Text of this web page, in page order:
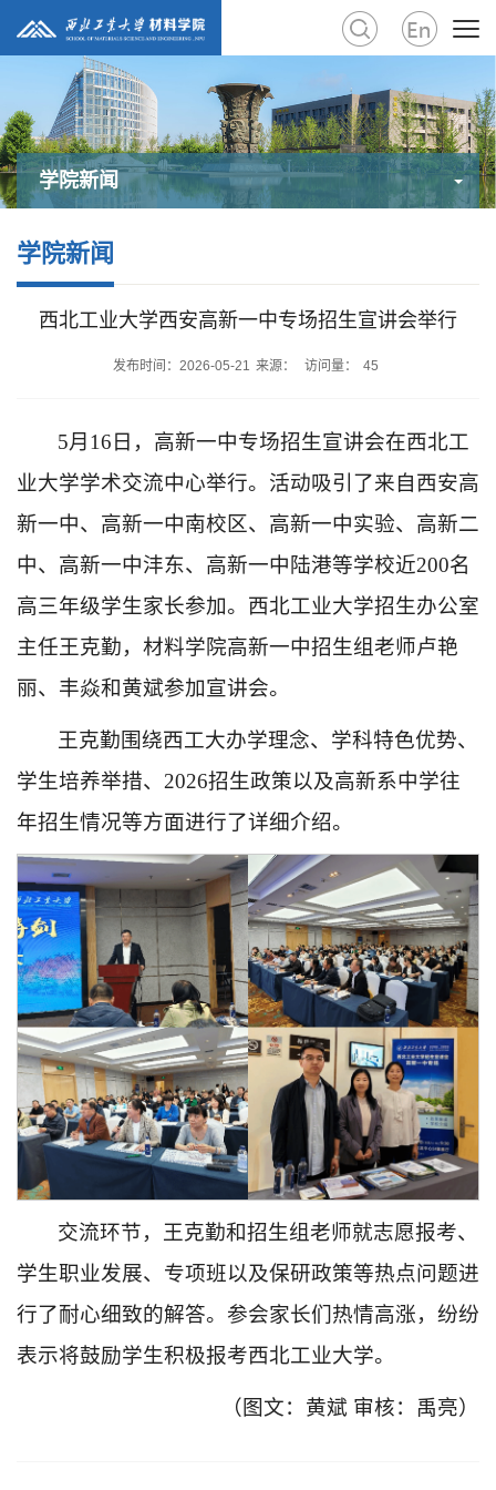
学院新闻
学院新闻
西北工业大学西安高新一中专场招生宣讲会举行
发布时间：2026-05-21 来源： 访问量： 45
5月16日，高新一中专场招生宣讲会在西北工
业大学学术交流中心举行。活动吸引了来自西安高
新一中、高新一中南校区、高新一中实验、高新二
中、高新一中沣东、高新一中陆港等学校近200名
高三年级学生家长参加。西北工业大学招生办公室
主任王克勤，材料学院高新一中招生组老师卢艳
丽、丰焱和黄斌参加宣讲会。
王克勤围绕西工大办学理念、学科特色优势、
学生培养举措、2026招生政策以及高新系中学往
年招生情况等方面进行了详细介绍。
交流环节，王克勤和招生组老师就志愿报考、
学生职业发展、专项班以及保研政策等热点问题进
行了耐心细致的解答。参会家长们热情高涨，纷纷
表示将鼓励学生积极报考西北工业大学。
（图文：黄斌 审核：禹亮）